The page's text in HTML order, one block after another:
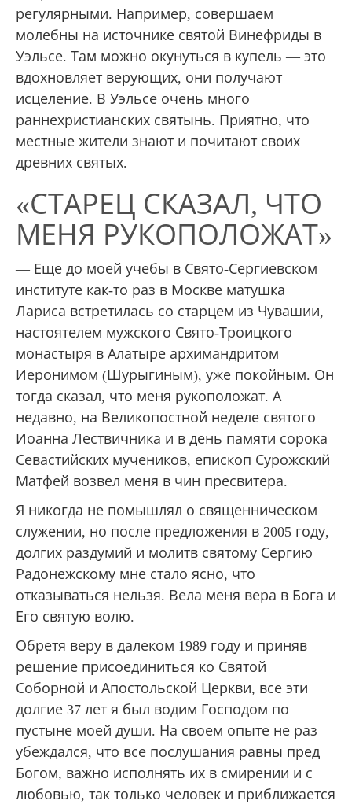
регулярными. Например, совершаем
молебны на источнике святой Винефриды в
Уэльсе. Там можно окунуться в купель — это
вдохновляет верующих, они получают
исцеление. В Уэльсе очень много
раннехристианских святынь. Приятно, что
местные жители знают и почитают своих
древних святых.
«СТАРЕЦ СКАЗАЛ, ЧТО
МЕНЯ РУКОПОЛОЖАТ»
— Еще до моей учебы в Свято-Сергиевском
институте как-то раз в Москве матушка
Лариса встретилась со старцем из Чувашии,
настоятелем мужского Свято-Троицкого
монастыря в Алатыре архимандритом
Иеронимом (Шурыгиным), уже покойным. Он
тогда сказал, что меня рукоположат. А
недавно, на Великопостной неделе святого
Иоанна Лествичника и в день памяти сорока
Севастийских мучеников, епископ Сурожский
Матфей возвел меня в чин пресвитера.
Я никогда не помышлял о священническом
служении, но после предложения в 2005 году,
долгих раздумий и молитв святому Сергию
Радонежскому мне стало ясно, что
отказываться нельзя. Вела меня вера в Бога и
Его святую волю.
Обретя веру в далеком 1989 году и приняв
решение присоединиться ко Святой
Соборной и Апостольской Церкви, все эти
долгие 37 лет я был водим Господом по
пустыне моей души. На своем опыте не раз
убеждался, что все послушания равны пред
Богом, важно исполнять их в смирении и с
любовью, так только человек и приближается